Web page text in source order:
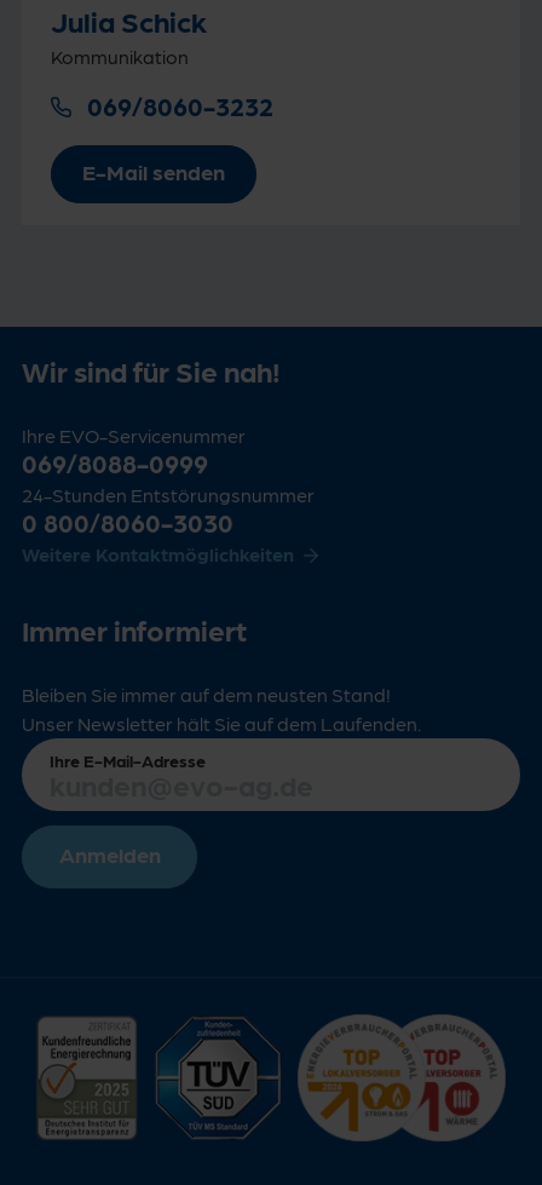
Julia Schick
Kommunikation
069/8060-3232
E-Mail senden
Wir sind für Sie nah!
Ihre EVO-Servicenummer
069/8088-0999
24-Stunden Entstörungsnummer
0 800/8060-3030
Weitere Kontaktmöglichkeiten
Immer informiert
Bleiben Sie immer auf dem neusten Stand!
Unser Newsletter hält Sie auf dem Laufenden.
Ihre E-Mail-Adresse
Anmelden